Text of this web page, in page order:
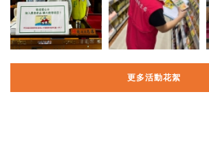
更多活動花絮